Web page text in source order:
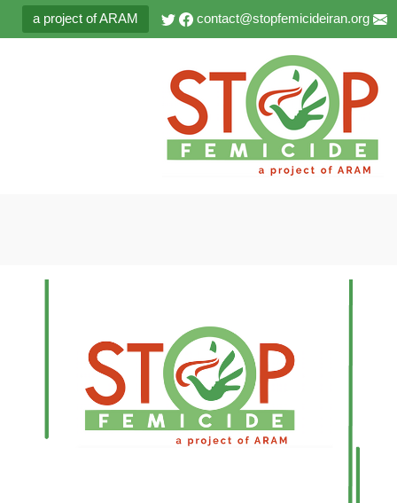
contact@stopfemicideiran.org
a project of ARAM